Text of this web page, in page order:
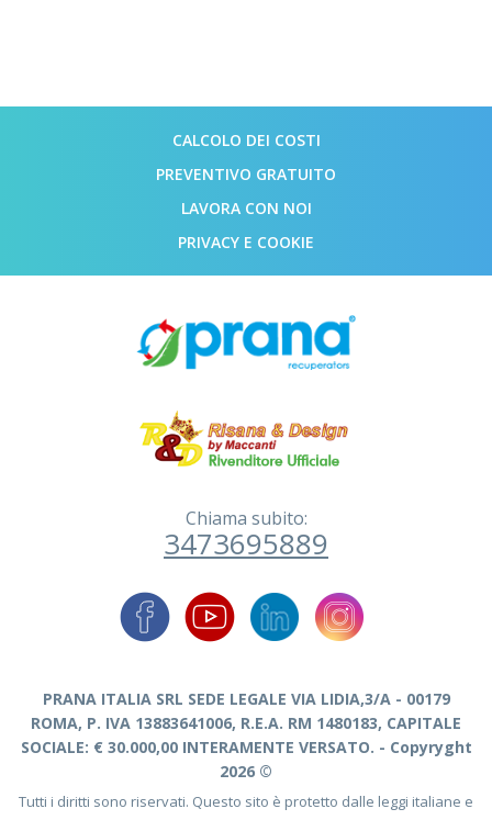
CALCOLO DEI COSTI
PREVENTIVO GRATUITO
LAVORA CON NOI
PRIVACY E COOKIE
Chiama subito:
3473695889
PRANA ITALIA SRL SEDE LEGALE VIA LIDIA,3/A - 00179
ROMA, P. IVA 13883641006, R.E.A. RM 1480183, CAPITALE
SOCIALE: € 30.000,00 INTERAMENTE VERSATO. - Copyryght
2026 ©
Tutti i diritti sono riservati. Questo sito è protetto dalle leggi italiane e